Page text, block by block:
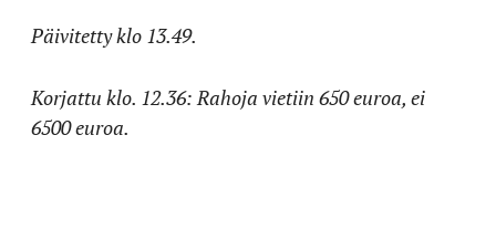
Päivitetty klo 13.49.
Korjattu klo. 12.36: Rahoja vietiin 650 euroa, ei
6500 euroa.